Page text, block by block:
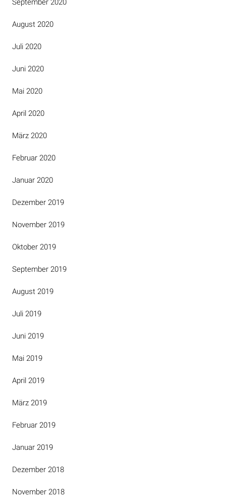
September 2020
August 2020
Juli 2020
Juni 2020
Mai 2020
April 2020
März 2020
Februar 2020
Januar 2020
Dezember 2019
November 2019
Oktober 2019
September 2019
August 2019
Juli 2019
Juni 2019
Mai 2019
April 2019
März 2019
Februar 2019
Januar 2019
Dezember 2018
November 2018